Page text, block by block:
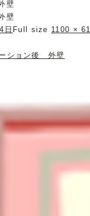
壁
壁
日 Full size 1100 ×
ション後 外壁